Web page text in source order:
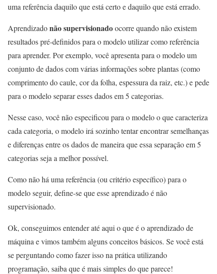
uma referência daquilo que está certo e daquilo que está errado.
Aprendizadonão supervisionadoocorre quando não existem
resultados pré-definidos para o modelo utilizar como referência
para aprender. Por exemplo, você apresenta para o modelo um
conjunto de dados com várias informações sobre plantas (como
comprimento do caule, cor da folha, espessura da raiz, etc.) e pede
para o modelo separar esses dados em 5 categorias.
Nesse caso, você não especificou para o modelo o que caracteriza
cada categoria, o modelo irá sozinho tentar encontrar semelhanças
e diferenças entre os dados de maneira que essa separação em 5
categorias seja a melhor possível.
Como não há uma referência (ou critério específico) para o
modelo seguir, define-se que esse aprendizado é não
supervisionado.
Ok, conseguimos entender até aqui o que é o aprendizado de
máquina e vimos também alguns conceitos básicos. Se você está
se perguntando como fazer isso na prática utilizando
programação, saiba que é mais simples do que parece!